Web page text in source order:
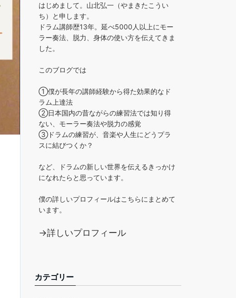
はじめまして。山北弘一（やまきたこうい
ち）と申します。
ドラム講師歴13年。延べ5000人以上にモー
ラー奏法、脱力、身体の使い方を伝えてきま
した。
このブログでは
①僕が長年の講師経験から得た効果的なド
ラム上達法
②日本国内の昔ながらの練習法では知り得
ない、モーラー奏法や脱力の感覚
③ドラムの練習が、音楽や人生にどうプラ
スに結びつくか？
など、ドラムの新しい世界を伝えるきっかけ
になれたらと思っています。
僕の詳しいプロフィールはこちらにまとめて
います。
→詳しいプロフィール
カテゴリー